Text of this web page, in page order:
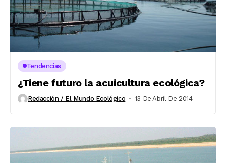
Tendencias
¿Tiene futuro la acuicultura ecológica?
Redacción / El Mundo Ecológico 13 De Abril De 2014